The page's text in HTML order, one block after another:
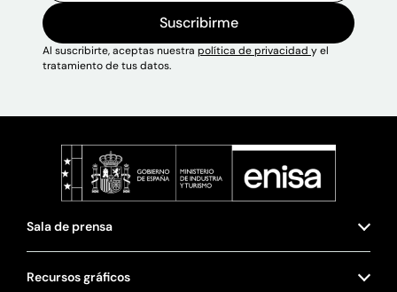
Suscribirme
Al suscribirte, aceptas nuestra política de privacidad y el
tratamiento de tus datos.
Sala de prensa
Recursos gráficos